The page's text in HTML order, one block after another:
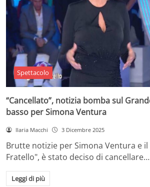
Spettacolo
“Cancellato”, notizia bomba sul
basso per Simona Ventura
Ilaria Macchi 3 Dicembre 2025
Brutte notizie per Simona Ventura e
Fratello", è stato deciso di cancellare…
Leggi di più